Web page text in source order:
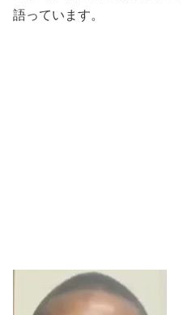
語っています。